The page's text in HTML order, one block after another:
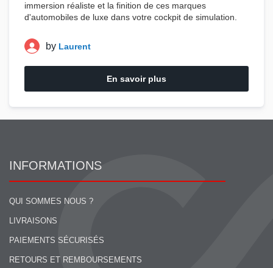
immersion réaliste et la finition de ces marques
d'automobiles de luxe dans votre cockpit de simulation
by Laurent
En savoir plus
INFORMATIONS
QUI SOMMES NOUS ?
LIVRAISONS
PAIEMENTS SÉCURISÉS
RETOURS ET REMBOURSEMENTS